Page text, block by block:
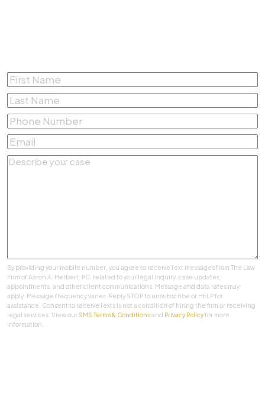
First
Name*
Last
Name*
Phone
Number*
Email*
Describe
By providing your mobile number, you agree to receive text messages from The Law
Firm of Aaron A. Herbert, PC. related to your legal inquiry, case updates,
appointments, and other client communications. Message and data rates may
apply. Message frequency varies. Reply STOP to unsubscribe or HELP for
assistance. Consent to receive texts is not a condition of hiring the firm or receiving
legal services. View our SMS Terms & Conditionsand Privacy Policyfor more
information.